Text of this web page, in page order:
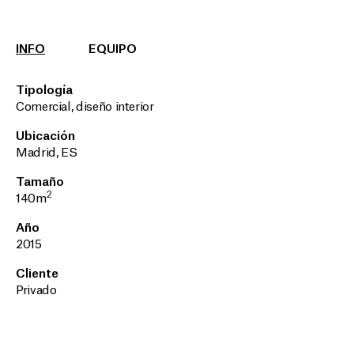
INFO EQUIPO
Tipología
Comercial, diseño interior
Ubicación
Madrid, ES
Tamaño
140m2
Año
2015
Cliente
Privado